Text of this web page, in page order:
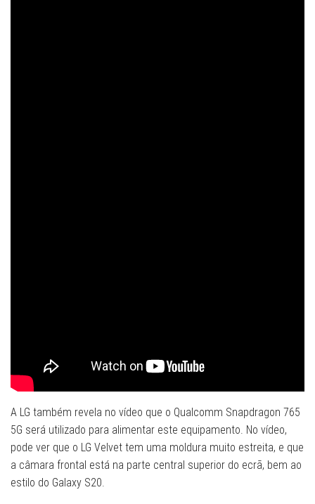
A LG também revela no vídeo que o Qualcomm Snapdragon 765
5G será utilizado para alimentar este equipamento. No vídeo,
pode ver que o LG Velvet tem uma moldura muito estreita, e que
a câmara frontal está na parte central superior do ecrã, bem ao
estilo do Galaxy S20.